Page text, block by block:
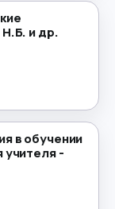
→
→
и др.
в обучении
учителя -